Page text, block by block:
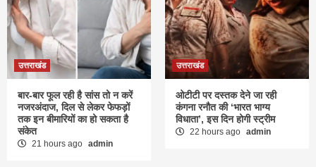
उत्तराखंड
बार-बार फूल रही है सांस तो न करें
नजरअंदाज, दिल से लेकर फेफड़ों
तक इन बीमारियों का हो सकता है
संकेत
21 hours ago admin
उत्तराखंड
ओटीटी पर दस्तक देने जा रही
कंगना रनौत की ‘भारत भाग्य
विधाता’, इस दिन होगी स्ट्रीम
22 hours ago admin